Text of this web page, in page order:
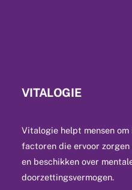
VITALOGIE
Vitalogie helpt mensen
factoren die ervoor
en beschikken over
doorzettingsvermogen.